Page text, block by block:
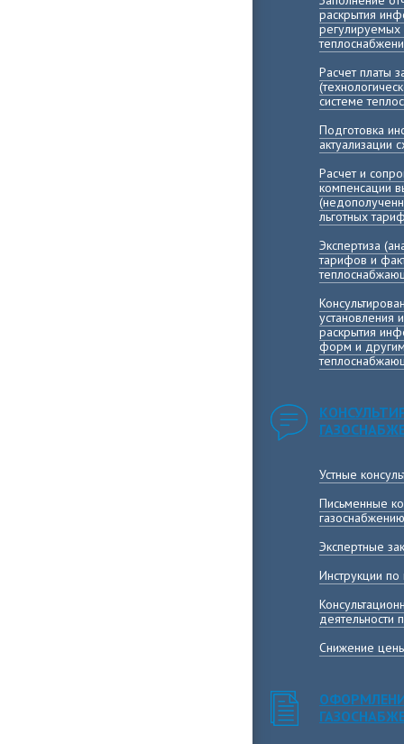
раскрытия
Расчет платы
системе
Подготовка
актуализации
Расчет и
компенсации
льготных
Экспертиза
тарифов и
установления
раскрытия
форм и
Устные
Письменные
газоснабжению
Экспертные
Инструкции
деятельности
Снижение